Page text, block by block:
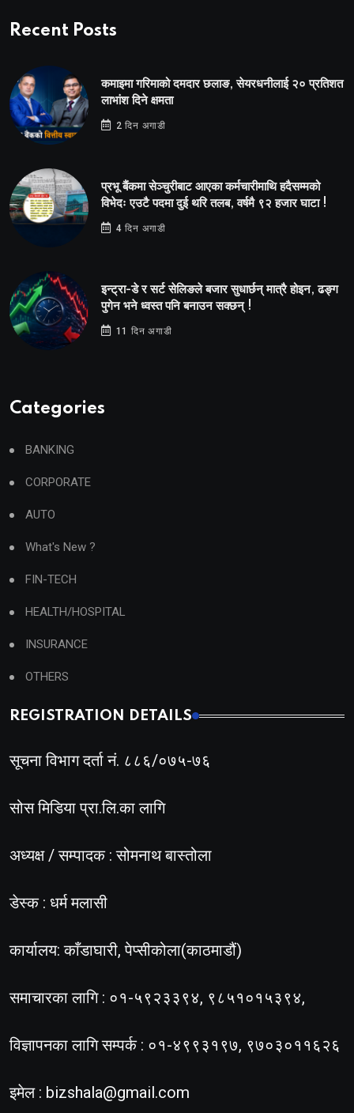
Recent Posts
कमाइमा गरिमाको दमदार छलाङ, सेयरधनीलाई २० प्रतिशत
लाभांश दिने क्षमता
2 दिन अगाडी
प्रभू बैंकमा सेञ्चुरीबाट आएका कर्मचारीमाथि हदैसम्मको
विभेदः एउटै पदमा दुई थरि तलब, वर्षमै ९२ हजार घाटा !
4 दिन अगाडी
इन्ट्रा-डे र सर्ट सेलिङले बजार सुधार्छन् मात्रै होइन, ढङ्ग
पुगेन भने ध्वस्त पनि बनाउन सक्छन् !
11 दिन अगाडी
Categories
BANKING
CORPORATE
AUTO
What's New ?
FIN-TECH
HEALTH/HOSPITAL
INSURANCE
OTHERS
REGISTRATION DETAILS
सूचना विभाग दर्ता नं. ८८६/०७५-७६
सोस मिडिया प्रा.लि.का लागि
अध्यक्ष / सम्पादक : सोमनाथ बास्तोला
डेस्क : धर्म मलासी
कार्यालय: काँडाघारी, पेप्सीकोला(काठमाडौं)
समाचारका लागि : ०१-५९२३३९४, ९८५१०१५३९४,
विज्ञापनका लागि सम्पर्क : ०१-४९९३१९७, ९७०३०११६२६
इमेल : bizshala@gmail.com